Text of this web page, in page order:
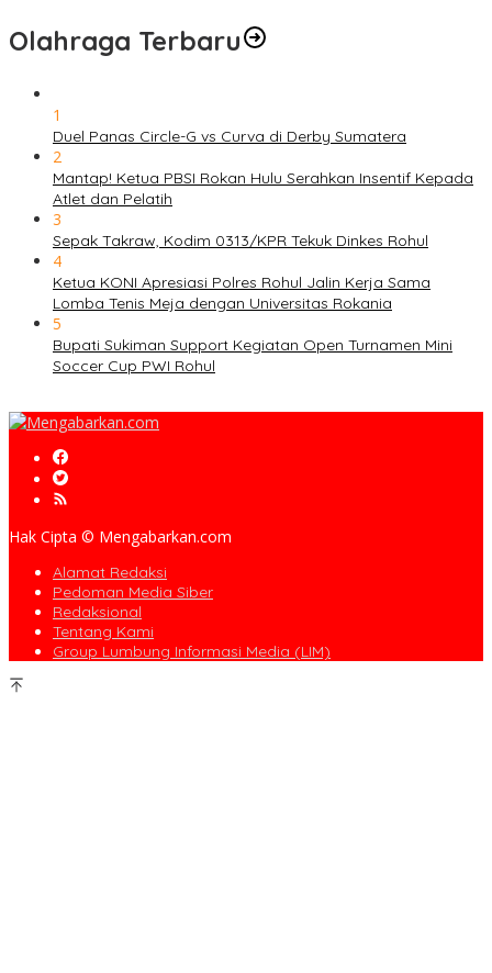
Olahraga Terbaru
1
Duel Panas Circle-G vs Curva di Derby Sumatera
2
Mantap! Ketua PBSI Rokan Hulu Serahkan Insentif Kepada
Atlet dan Pelatih
3
Sepak Takraw, Kodim 0313/KPR Tekuk Dinkes Rohul
4
Ketua KONI Apresiasi Polres Rohul Jalin Kerja Sama
Lomba Tenis Meja dengan Universitas Rokania
5
Bupati Sukiman Support Kegiatan Open Turnamen Mini
Soccer Cup PWI Rohul
Hak Cipta © Mengabarkan.com
Alamat Redaksi
Pedoman Media Siber
Redaksional
Tentang Kami
Group Lumbung Informasi Media (LIM)